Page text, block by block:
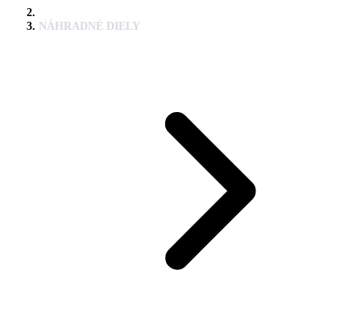
NÁHRADNÉ DIELY